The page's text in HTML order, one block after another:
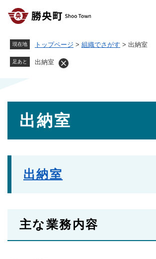
現在地 トップページ > 組織でさがす > 出納室
足あと 出納室
出納室
出納室
主な業務内容